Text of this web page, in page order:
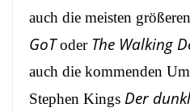
auch die meisten
GoToder The Walking
auch die kommenden
Stephen Kings Der